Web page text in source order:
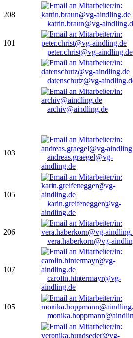
208
katrin.braun@vg-
101
peter.christ@vg-aindling.de
datenschutz@vg-
archiv@aindling.de
103
andreas.graegel@vg-
aindling.de
105
karin.greifenegger@vg-
aindling.de
206
vera.haberkorn@vg-
107
carolin.hintermayr@vg-
aindling.de
105